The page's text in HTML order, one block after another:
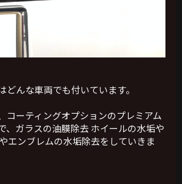
どんな車両でも付いています。
コーティングオプションのプレミアム
、ガラスの油膜除去 ホイールの水垢や
エンブレムの水垢除去をしていきま